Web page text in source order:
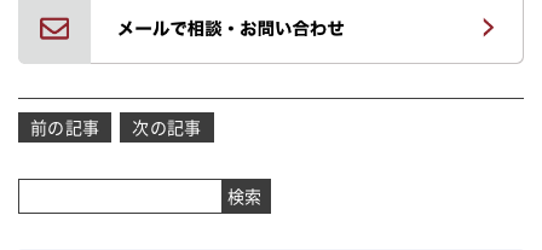
投
ナ
ビ
前の記事 次の記事
検索